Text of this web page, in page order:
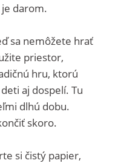
darom.
sa nemôžete hrať
priestor,
hru, ktorú
aj dospelí. Tu
dlhú dobu.
skoro.
si čistý papier,